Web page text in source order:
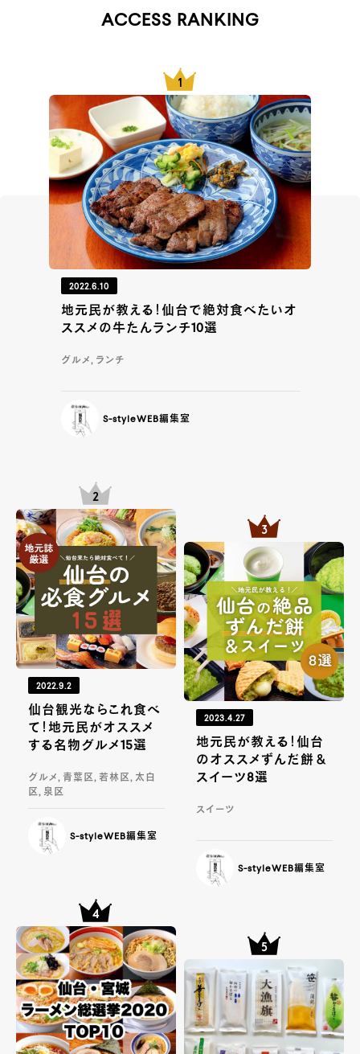
ACCESS RANKING
2022.6.10
地元民が教える！仙台で絶対食べたいオ
ススメの牛たんランチ10選
グルメ, ランチ
S-styleWEB編集室
2022.9.2
仙台観光ならこれ食べ
て！地元民がオススメ
する名物グルメ15選
グルメ, 青葉区, 若林区, 太白
区, 泉区
S-styleWEB編集室
2023.4.27
地元民が教える！仙台
のオススメずんだ餅＆
スイーツ8選
スイーツ
S-styleWEB編集室